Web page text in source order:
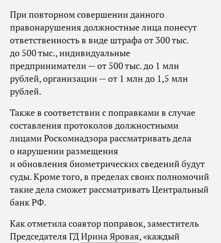
При повторном совершении данного
правонарушения должностные лица понесут
ответственность в виде штрафа от 300 тыс.
до 500 тыс., индивидуальные
предприниматели — от 500 тыс. до 1 млн
рублей, организации — от 1 млн до 1,5 млн
рублей.
Также в соответствии с поправками в случае
составления протоколов должностными
лицами Роскомнадзора рассматривать дела
о нарушении размещения
и обновления биометрических сведений будут
суды. Кроме того, в пределах своих полномочий
такие дела сможет рассматривать Центральный
банк РФ.
Как отметила соавтор поправок, заместитель
Председателя ГДИрина Яровая, «каждый